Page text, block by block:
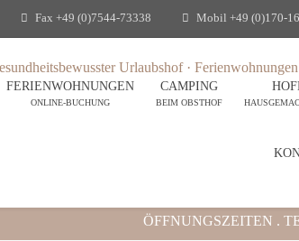
Fax +49 (0)7544-73338 Mobil +49 (0)170-
FERIENWOHNUNGEN
ONLINE-BUCHUNG
CAMPING
BEIM OBSTHOF
ÖFFNUNGSZEITEN .